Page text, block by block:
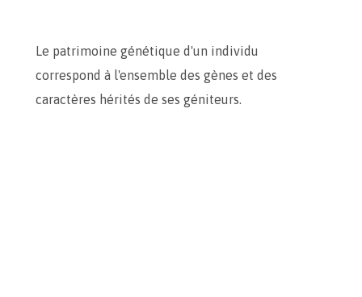
Le patrimoine génétique d'un individu
correspond à l'ensemble des gènes et des
caractères hérités de ses géniteurs.